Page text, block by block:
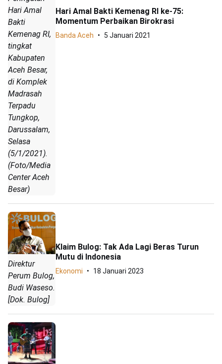
Hari Amal
Bakti
Kemenag RI,
tingkat
Kabupaten
Aceh Besar,
di Komplek
Madrasah
Terpadu
Tungkop,
Darussalam,
Selasa
(5/1/2021).
(Foto/Media
Center Aceh
Besar)
Hari Amal Bakti Kemenag RI ke-75:
Momentum Perbaikan Birokrasi
Banda Aceh 5 Januari 2021
Direktur
Perum Bulog,
Budi Waseso.
[Dok. Bulog]
Klaim Bulog: Tak Ada Lagi Beras Turun
Mutu di Indonesia
Ekonomi 18 Januari 2023